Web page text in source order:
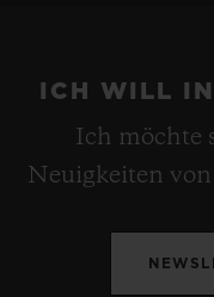
ICH WILL
Ich möchte
Neuigkeiten